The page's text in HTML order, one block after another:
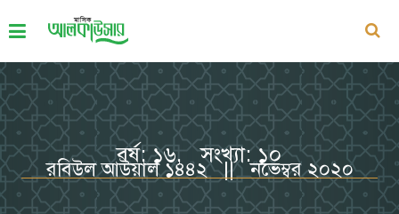
বর্ষ: ১৬, সংখ্যা: ১০
রবিউল আউয়াল ১৪৪২ || নভেম্বর ২০২০